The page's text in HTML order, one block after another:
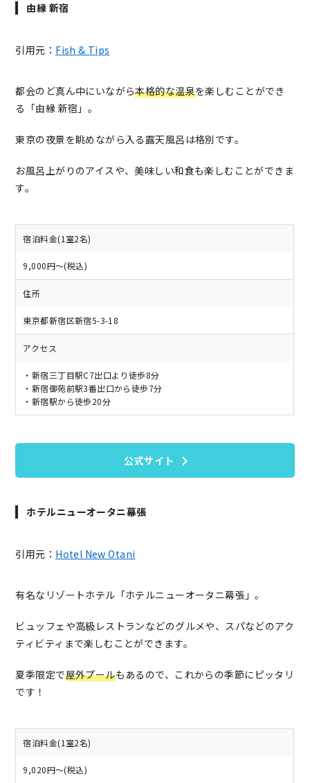
由縁 新宿
引用元： Fish & Tips
都会のど真ん中にいながら本格的な温泉を楽しむことができ
る「由縁 新宿」。
東京の夜景を眺めながら入る露天風呂は格別です。
お風呂上がりのアイスや、美味しい和食も楽しむことができま
す。
宿泊料金(1室2名)
9,000円～(税込)
住所
東京都新宿区新宿5-3-18
アクセス
・新宿三丁目駅C7出口より徒歩8分
・新宿御苑前駅3番出口から徒歩7分
・新宿駅から徒歩20分
公式サイト
ホテルニューオータニ幕張
引用元： Hotel New Otani
有名なリゾートホテル「ホテルニューオータニ幕張」。
ビュッフェや高級レストランなどのグルメや、スパなどのアク
ティビティまで楽しむことができます。
夏季限定で屋外プールもあるので、これからの季節にピッタリ
です！
宿泊料金(1室2名)
9,020円～(税込)